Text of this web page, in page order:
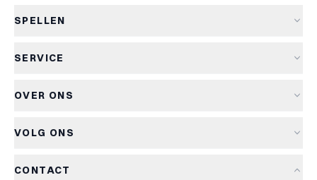
SPELLEN
Nieuwe spellen
Kinderspellen
SERVICE
Retourneren
OVER ONS
Het Kapiteinsspel
VOLG ONS
CONTACT